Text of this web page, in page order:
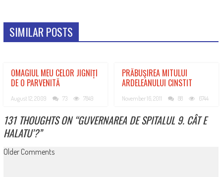
SIMILAR POSTS
OMAGIUL MEU CELOR JIGNIȚI
DE O PARVENITĂ
August 12, 2009 73 7849
PRĂBUŞIREA MITULUI
ARDELEANULUI CINSTIT
November 16, 2011 88 6744
131 THOUGHTS ON “GUVERNAREA DE SPITALUL 9. CÂT E
HALATU’?”
COMMENT
Older Comments